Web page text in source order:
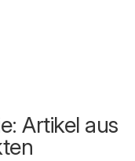
Artikel aus